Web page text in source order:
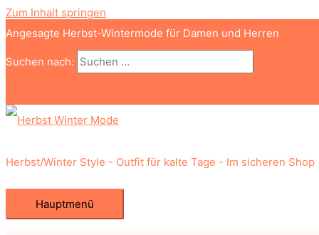
Zum Inhalt springen
Angesagte Herbst-Wintermode für Damen und Herren
Suchen nach:
Herbst/Winter Style - Outfit für kalte Tage - Im sicheren Shop
Hauptmenü